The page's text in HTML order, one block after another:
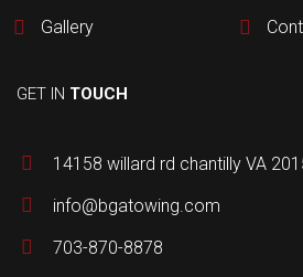
Gallery
GET IN TOUCH
14158 willard rd chantilly VA
info@bgatowing.com
703-870-8878